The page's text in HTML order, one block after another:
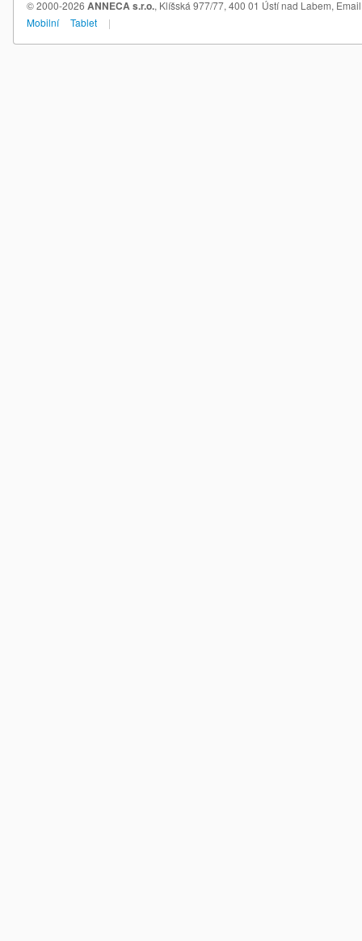
© 2000-2026 ANNECA s.r.o., Klíšská 977/77, 400 01 Ústí nad Labem,
Mobilní
Tablet |